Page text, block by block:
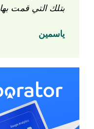
بتلك التي قمت بها
ياسمين